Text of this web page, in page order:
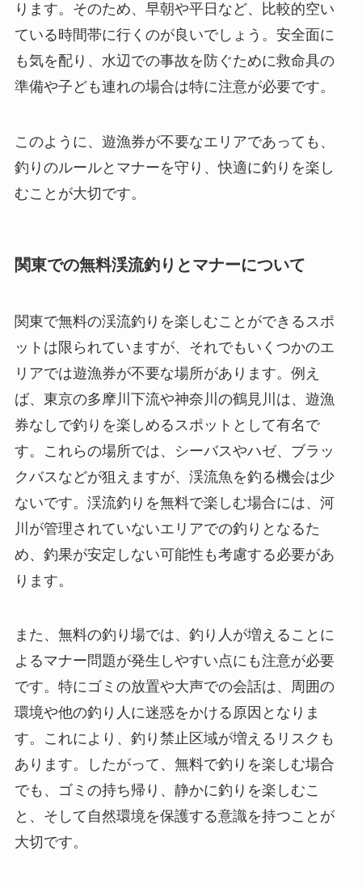
ります。そのため、早朝や平日など、比較的空い
ている時間帯に行くのが良いでしょう。安全面に
も気を配り、水辺での事故を防ぐために救命具の
準備や子ども連れの場合は特に注意が必要です。
このように、遊漁券が不要なエリアであっても、
釣りのルールとマナーを守り、快適に釣りを楽し
むことが大切です。
関東での無料渓流釣りとマナーについて
関東で無料の渓流釣りを楽しむことができるスポ
ットは限られていますが、それでもいくつかのエ
リアでは遊漁券が不要な場所があります。例え
ば、東京の多摩川下流や神奈川の鶴見川は、遊漁
券なしで釣りを楽しめるスポットとして有名で
す。これらの場所では、シーバスやハゼ、ブラッ
クバスなどが狙えますが、渓流魚を釣る機会は少
ないです。渓流釣りを無料で楽しむ場合には、河
川が管理されていないエリアでの釣りとなるた
め、釣果が安定しない可能性も考慮する必要があ
ります。
また、無料の釣り場では、釣り人が増えることに
よるマナー問題が発生しやすい点にも注意が必要
です。特にゴミの放置や大声での会話は、周囲の
環境や他の釣り人に迷惑をかける原因となりま
す。これにより、釣り禁止区域が増えるリスクも
あります。したがって、無料で釣りを楽しむ場合
でも、ゴミの持ち帰り、静かに釣りを楽しむこ
と、そして自然環境を保護する意識を持つことが
大切です。